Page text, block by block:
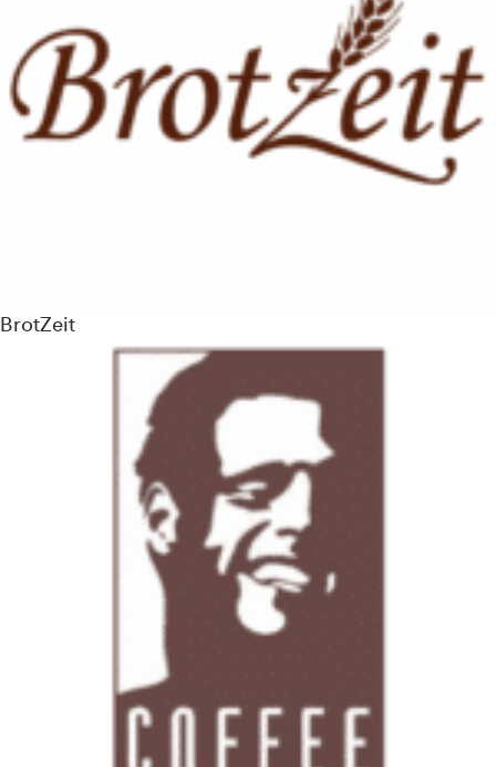
BrotZeit